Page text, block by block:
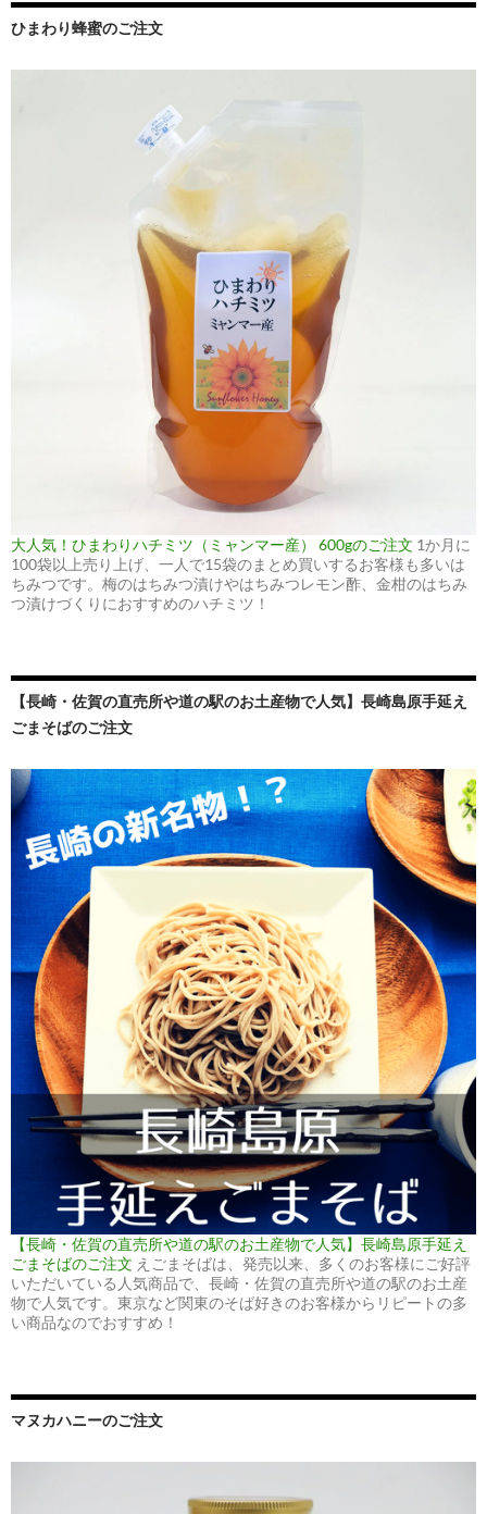
ひまわり蜂蜜のご注文
大人気！ひまわりハチミツ（ミャンマー産） 600gのご注文 1か月に
100袋以上売り上げ、一人で15袋のまとめ買いするお客様も多いは
ちみつです。梅のはちみつ漬けやはちみつレモン酢、金柑のはちみ
つ漬けづくりにおすすめのハチミツ！
【長崎・佐賀の直売所や道の駅のお土産物で人気】長崎島原手延え
ごまそばのご注文
【長崎・佐賀の直売所や道の駅のお土産物で人気】長崎島原手延え
ごまそばのご注文 えごまそばは、発売以来、多くのお客様にご好評
いただいている人気商品で、長崎・佐賀の直売所や道の駅のお土産
物で人気です。東京など関東のそば好きのお客様からリピートの多
い商品なのでおすすめ！
マヌカハニーのご注文